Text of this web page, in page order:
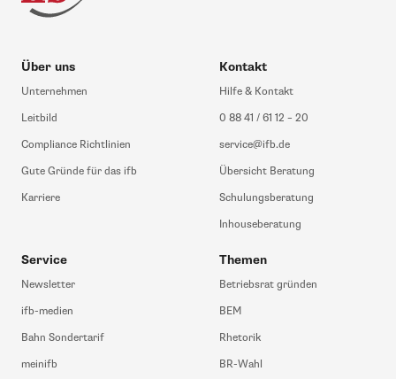
Über uns
Unternehmen
Leitbild
Compliance Richtlinien
Gute Gründe für das ifb
Karriere
Kontakt
Hilfe & Kontakt
0 88 41 / 61 12 – 20
service@ifb.de
Übersicht Beratung
Schulungsberatung
Inhouseberatung
Service
Newsletter
ifb-medien
Bahn Sondertarif
meinifb
Themen
Betriebsrat gründen
BEM
Rhetorik
BR-Wahl